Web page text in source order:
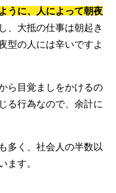
うに、人によって朝夜
、大抵の仕事は朝起き
型の人には辛いですよ
ら目覚ましをかけるの
る行為なので、余計に
多く、社会人の半数以
ます。